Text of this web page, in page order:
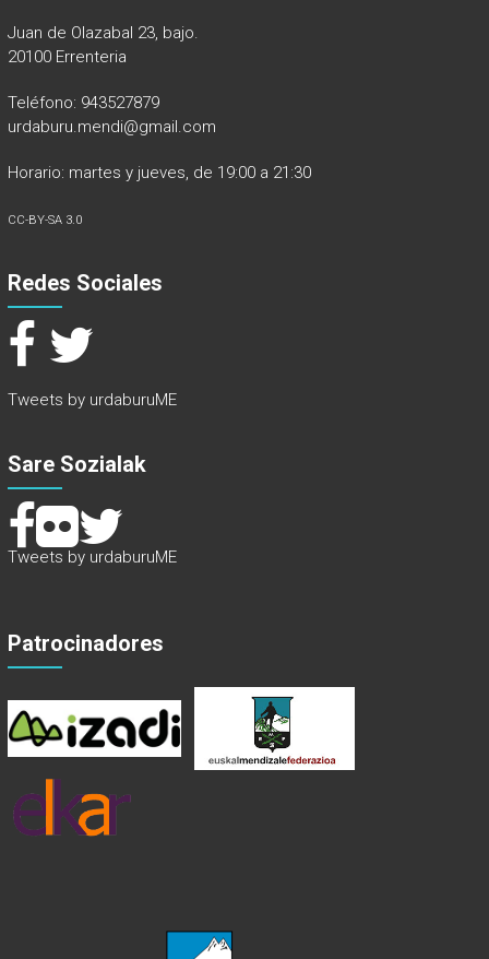
Juan de Olazabal 23, bajo.
20100 Errenteria
Teléfono: 943527879
urdaburu.mendi@gmail.com
Horario: martes y jueves, de 19:00 a 21:30
CC-BY-SA 3.0
Redes Sociales
Tweets by urdaburuME
Sare Sozialak
Tweets by urdaburuME
Patrocinadores